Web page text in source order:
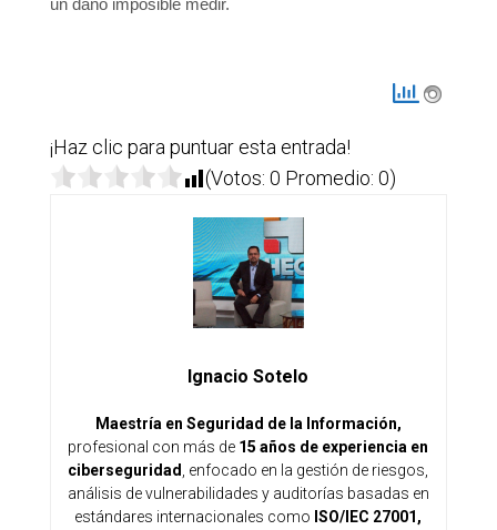
un daño imposible medir.
¡Haz clic para puntuar esta entrada!
(Votos: 0 Promedio: 0)
Ignacio Sotelo
Maestría en Seguridad de la Información,
profesional con más de 15 años de experiencia en
ciberseguridad
, enfocado en la gestión de riesgos,
análisis de vulnerabilidades y auditorías basadas en
estándares internacionales como ISO/IEC 27001,